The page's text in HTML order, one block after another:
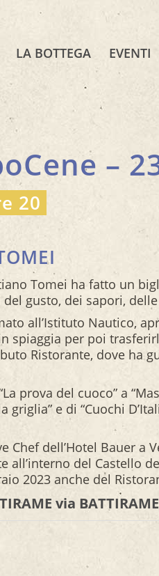
LA BOTTEGA EVENTI
–
20
Tomei ha fatto un
gusto, dei sapori,
all’Istituto Nautico,
spiaggia per poi
Ristorante, dove ha
prova del cuoco” a
griglia” e di “Cuochi
Chef dell’Hotel Bauer a
all’interno del Castello
2023 anche del
via